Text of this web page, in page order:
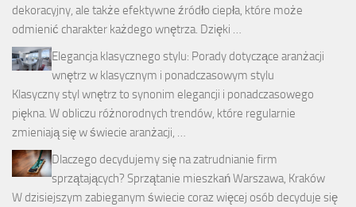
dekoracyjny, ale także efektywne źródło ciepła, które może
odmienić charakter każdego wnętrza. Dzięki …
Elegancja klasycznego stylu: Porady dotyczące aranżacji
wnętrz w klasycznym i ponadczasowym stylu
Klasyczny styl wnętrz to synonim elegancji i ponadczasowego
piękna. W obliczu różnorodnych trendów, które regularnie
zmieniają się w świecie aranżacji, …
Dlaczego decydujemy się na zatrudnianie firm
sprzątających? Sprzątanie mieszkań Warszawa, Kraków
W dzisiejszym zabieganym świecie coraz więcej osób decyduje się